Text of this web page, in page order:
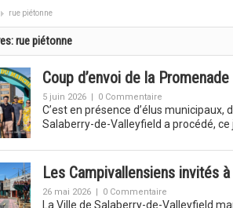
rue piétonne
rue piétonne
Coup d’envoi de la
5 juin 2026 | 0 Commentaire
C’est en présence d’élus
Salaberry-de-Valleyfield a procédé,
Les Campivallensiens invités
26 mai 2026 | 0 Commentaire
La Ville de Salaberry-de-Valleyfield